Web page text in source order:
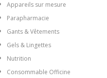
Appareils sur mesure
Parapharmacie
Gants & Vêtements
Gels & Lingettes
Nutrition
Consommable Officine